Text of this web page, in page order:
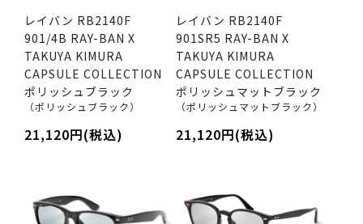
レイバン RB2140F
901/4B RAY-BAN X
TAKUYA KIMURA
CAPSULE COLLECTION
ポリッシュブラック
（ポリッシュブラック）
21,120円(税込)
レイバン RB2140F
901SR5 RAY-BAN X
TAKUYA KIMURA
CAPSULE COLLECTION
ポリッシュマットブラック
（ポリッシュマットブラック）
21,120円(税込)